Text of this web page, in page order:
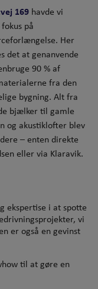
169havde vi
på
Her
det at genanvende
90 % af
fra den
bygning. Alt fra
bjælker til gamle
og akustiklofter blev
– enten direkte
eller via Klaravik.
ekspertise i at spotte
vi
er også en gevinst
til at gøre en